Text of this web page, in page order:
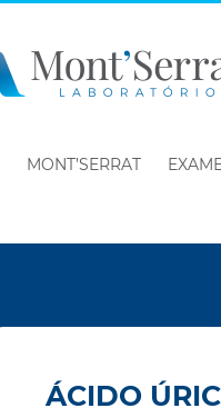
MONT’SERRAT
ÁCIDO